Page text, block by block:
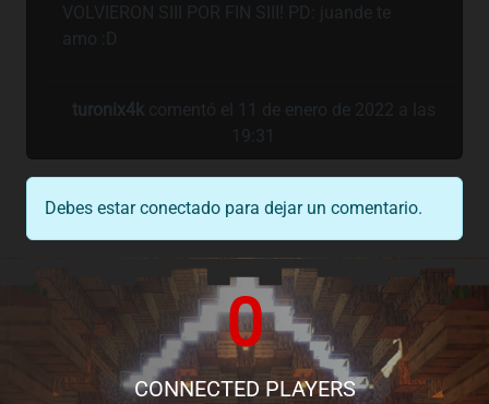
VOLVIERON SIII POR FIN SIII! PD: juande te
amo :D
turonix4kcomentó el 11 de enero de 2022 a las
19:31
Debes estar conectado para dejar un comentario.
0
CONNECTED PLAYERS